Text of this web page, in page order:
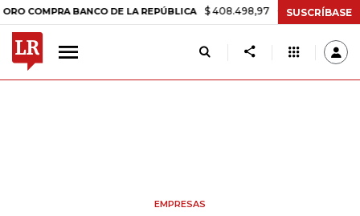
BANCO DE LA REPÚBLICA $ 408.498,97 +$ 8.753,81 +2,19%
SUSCRÍBASE
EMPRESAS